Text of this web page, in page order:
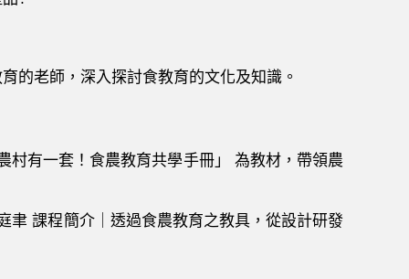
的老師，深入探討食教育的文化及知識。
有一套！食農教育共學手冊」 為教材，帶領農
課程簡介｜透過食農教育之教具，從設計研發